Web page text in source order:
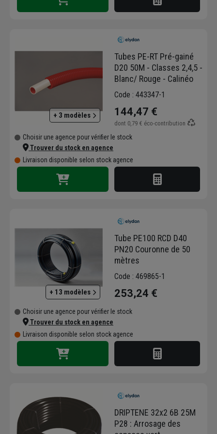
+ 3 modèles
Tubes PE-RT Pré-gainé
D20 50M - Classes 2,4,5 -
Blanc/ Rouge - Calinéo
Code : 443347-1
144,47 €
dont 0,79 € éco-contribution
Choisir une agence pour vérifier le stock
Trouver du stock en agence
Livraison disponible selon stock agence
+ 13 modèles
Tube PE100 RCD D40
PN20 Couronne de 50
mètres
Code : 469865-1
253,24 €
Choisir une agence pour vérifier le stock
Trouver du stock en agence
Livraison disponible selon stock agence
DRIPTENE 32x2 6B 25M
P28 : Arrosage des